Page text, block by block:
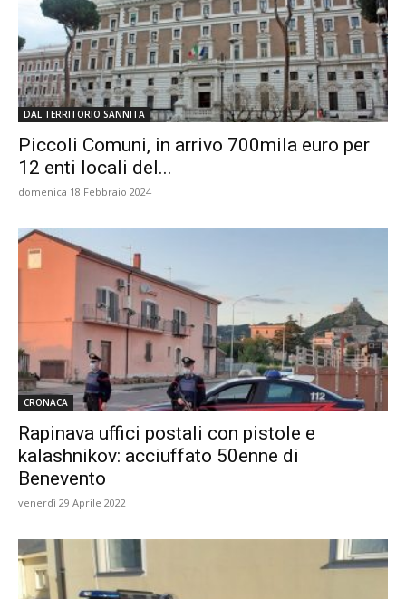
DAL TERRITORIO SANNITA
Piccoli Comuni, in arrivo 700mila euro per
12 enti locali del...
domenica 18 Febbraio 2024
CRONACA
Rapinava uffici postali con pistole e
kalashnikov: acciuffato 50enne di
Benevento
venerdì 29 Aprile 2022